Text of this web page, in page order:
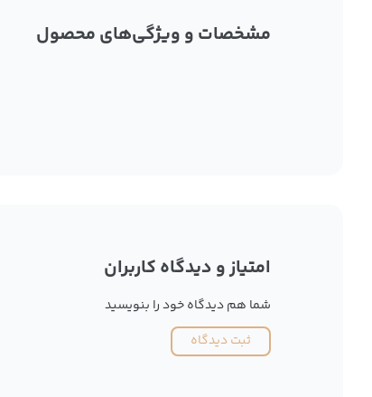
مشخصات و ویژگی‌های محصول
امتیاز و دیدگاه کاربران
شما هم دیدگاه خود را بنویسید
ثبت دیدگاه